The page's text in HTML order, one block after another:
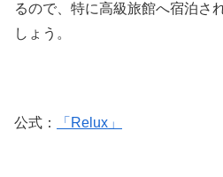
るので、特に高級旅館へ宿泊さ
しょう。
公式： 「Relux」